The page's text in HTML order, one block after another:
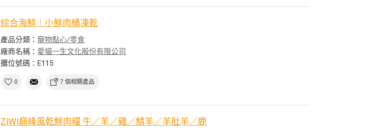
綜合海鮮｜小鮮肉桶凍乾
產品分類：寵物點心/零食
廠商名稱： 愛貓一生文化股份有限公司
攤位號碼：E115
0 7 個相關產品
ZIWI巔峰風乾鮮肉糧 牛／羊／雞／鯖羊／羊肚羊／鹿